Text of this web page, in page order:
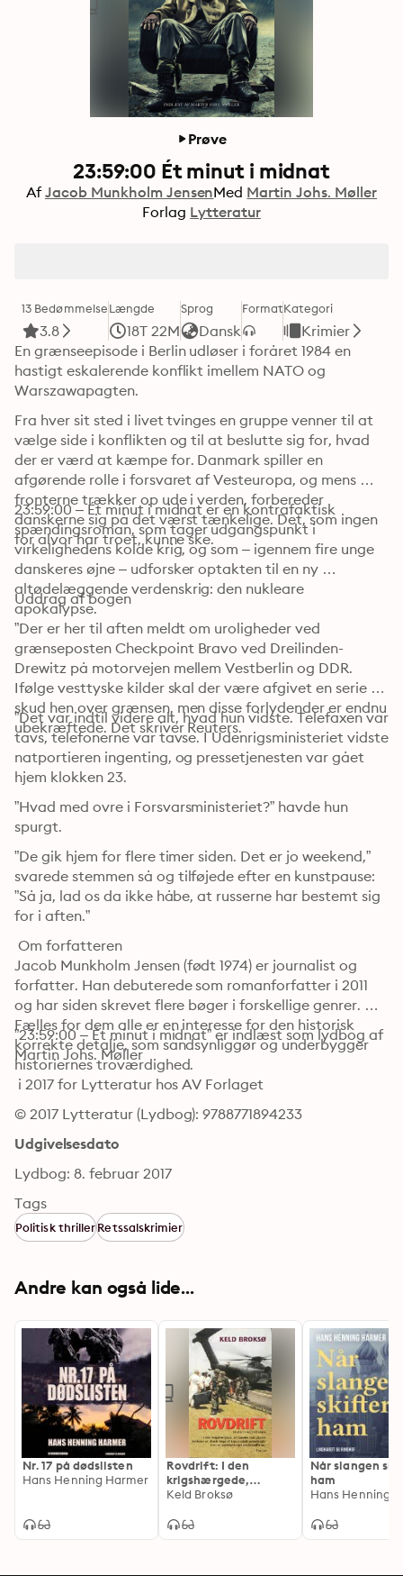
Prøve
23:59:00 Ét minut i midnat
Af Jacob Munkholm JensenMed Martin Johs. Møller
Forlag Lytteratur
13 Bedømmelse
3.8
Længde
18T 22M
Sprog
Dansk
FormatKategori
Krimier
En grænseepisode i Berlin udløser i foråret 1984 en
hastigt eskalerende konflikt imellem NATO og
Fra hver sit sted i livet tvinges en gruppe venner til at
vælge side i konflikten og til at beslutte sig for, hvad
der er værd at kæmpe for. Danmark spiller en
afgørende rolle i forsvaret af Vesteuropa, og mens
fronterne trækker op ude i verden, forbereder
danskerne sig på det værst tænkelige. Det, som ingen
for alvor har troet, kunne ske.
23:59:00 – Ét minut i midnat er en kontrafaktisk
spændingsroman, som tager udgangspunkt i
virkelighedens kolde krig, og som – igennem fire unge
danskeres øjne – udforsker optakten til en ny
altødelæggende verdenskrig: den nukleare
apokalypse.
Uddrag af bogen
”Der er her til aften meldt om uroligheder ved
grænseposten Checkpoint Bravo ved Dreilinden-
Drewitz på motorvejen mellem Vestberlin og DDR.
Ifølge vesttyske kilder skal der være afgivet en serie
skud hen over grænsen, men disse forlydender er endnu
ubekræftede. Det skriver Reuters.
”Det var indtil videre alt, hvad hun vidste. Telefaxen var
tavs, telefonerne var tavse. I Udenrigsministeriet vidste
natportieren ingenting, og pressetjenesten var gået
”Hvad med ovre i Forsvarsministeriet?” havde hun
”De gik hjem for flere timer siden. Det er jo weekend,”
svarede stemmen så og tilføjede efter en kunstpause:
”Så ja, lad os da ikke håbe, at russerne har bestemt sig
for i aften.”
Om forfatteren
Jacob Munkholm Jensen (født 1974) er journalist og
forfatter. Han debuterede som romanforfatter i 2011
og har siden skrevet flere bøger i forskellige genrer.
Fælles for dem alle er en interesse for den historisk
korrekte detalje, som sandsynliggør og underbygger
historiernes troværdighed.
”23:59:00 – Ét minut i midnat” er indlæst som lydbog af
Martin Johs. Møller
i 2017 for Lytteratur hos AV Forlaget
© 2017 Lytteratur (Lydbog): 9788771894233
Udgivelsesdato
Lydbog: 8. februar 2017
Tags
Politisk thrillerRetssalskrimier
Andre kan også lide...
Nr. 17 på dødslisten
Hans Henning Harmer
Rovdrift: I den
krigshærgede,
afrikanske stat
dansk læge et
Keld Broksø
Når slangen
ham
Hans Henning